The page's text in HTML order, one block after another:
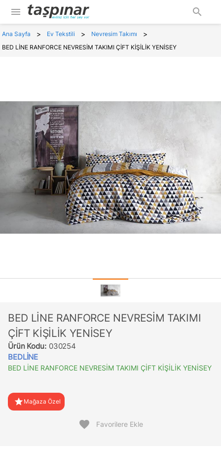
menu search
Ana Sayfa > Ev Tekstili > Nevresim Takımı >
BED LİNE RANFORCE NEVRESİM TAKIMI ÇİFT KİŞİLİK YENİSEY
BED LİNE RANFORCE NEVRESİM TAKIMI
ÇİFT KİŞİLİK YENİSEY
Ürün Kodu: 030254
BEDLİNE
BED LİNE RANFORCE NEVRESİM TAKIMI ÇİFT KİŞİLİK YENİSEY
star Mağaza Özel
favorite Favorilere Ekle